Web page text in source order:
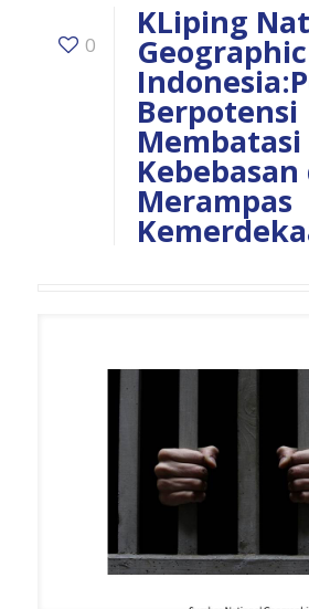
0
KLiping
Geographic
Berpotensi
Membatasi
Kebebasan
Merampas